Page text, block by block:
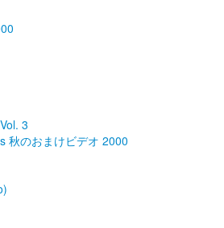
3
秋のおまけビデオ 2000